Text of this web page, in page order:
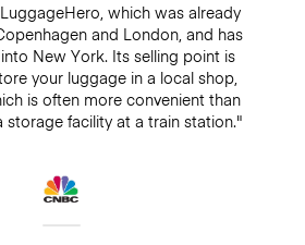
which was already
and London, and has
New York. Its selling point is
your luggage in a local shop,
is often more convenient than
storage facility at a train station."